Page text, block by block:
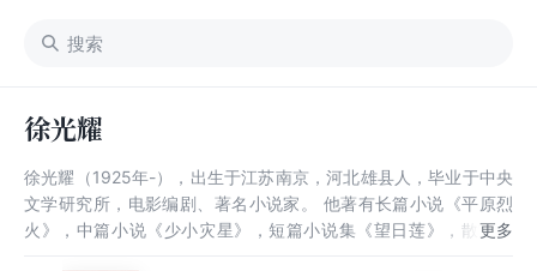
徐光耀
徐光耀（1925年-），出生于江苏南京，河北雄县人，毕业于中央
文学研究所，电影编剧、著名小说家。 他著有长篇小说《平原烈
火》，中篇小说《少小灾星》，短篇小说集《望日莲》，散文集